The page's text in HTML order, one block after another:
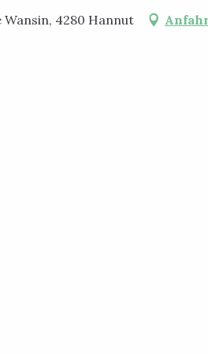
Wansin, 4280 Hannut